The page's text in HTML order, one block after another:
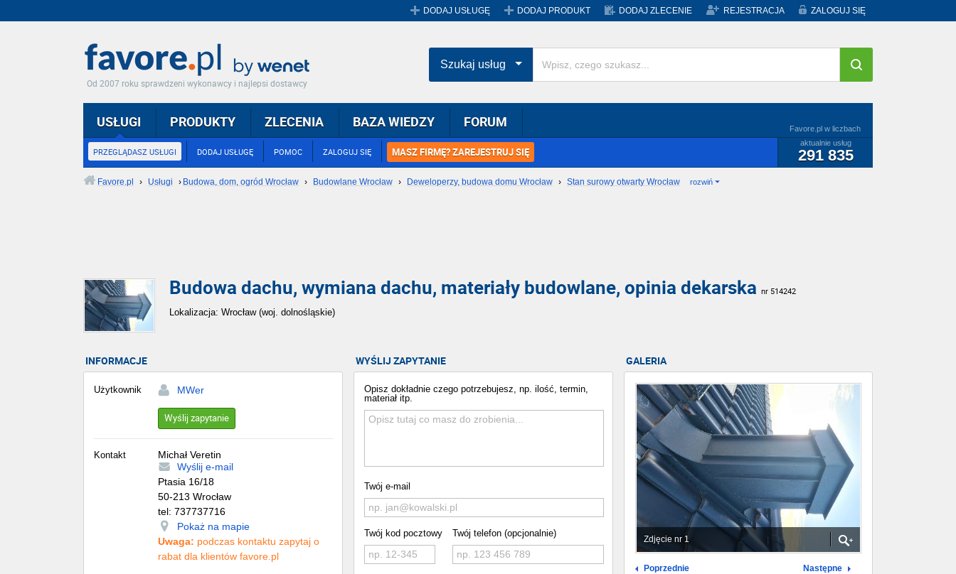
DODAJ USŁUGĘ DODAJ PRODUKT DODAJ ZLECENIE REJESTRACJA ZALOGUJ SIĘ
Od 2007 roku sprawdzeni wykonawcy i najlepsi dostawcy
USŁUGI
PRZEGLĄDASZ USŁUGI DODAJ USŁUGĘ POMOC ZALOGUJ SIĘ MASZ FIRMĘ? ZAREJESTRUJ SIĘ
Favore.pl w liczbach
aktualnie usług
291 835
PRODUKTY ZLECENIA BAZA WIEDZY FORUM
Szukaj usług
Favore.pl › Usługi › Budowa, dom, ogród Wrocław › Budowlane Wrocław › Deweloperzy, budowa domu Wrocław › Stan surowy otwarty Wrocław rozwiń
Budowa dachu, wymiana dachu, materiały budowlane, opinia dekarska nr 514242
Lokalizacja: Wrocław (woj. dolnośląskie)
GALERIA
Zdjęcie nr 1
Poprzednie Następne
WYŚLIJ ZAPYTANIE
Opisz dokładnie czego potrzebujesz, np. ilość, termin,
materiał itp.
Twój e-mail
Twój kod pocztowy Twój telefon (opcjonalnie)
INFORMACJE
Użytkownik MWer
Wyślij zapytanie
Kontakt
Michał Veretin
Wyślij e-mail
Ptasia 16/18
50-213 Wrocław
tel: 737737716
Pokaż na mapie
Uwaga: podczas kontaktu zapytaj o
rabat dla klientów favore.pl